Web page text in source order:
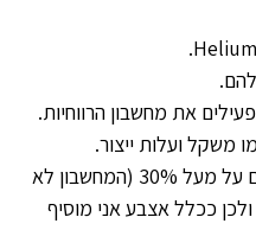
.
את מחשבון הרווחיות.
משקל ועלות ייצור.
מוודאים ששולי הרווח עומדים על מעל 30% (המחשבון לא
ככלל אצבע אני מוסיף